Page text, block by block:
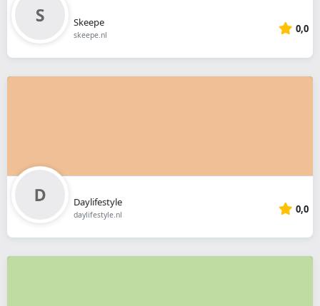
Skeepe
skeepe.nl 0,0
Daylifestyle
daylifestyle.nl 0,0